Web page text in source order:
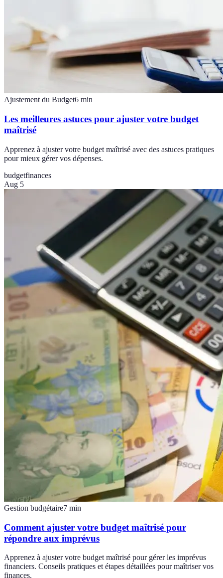
Ajustement du Budget6 min
Les meilleures astuces pour ajuster votre budget
maîtrisé
Apprenez à ajuster votre budget maîtrisé avec des astuces pratiques
pour mieux gérer vos dépenses.
budgetfinances
Aug 5
Gestion budgétaire7 min
Comment ajuster votre budget maîtrisé pour
répondre aux imprévus
Apprenez à ajuster votre budget maîtrisé pour gérer les imprévus
financiers. Conseils pratiques et étapes détaillées pour maîtriser vos
finances.